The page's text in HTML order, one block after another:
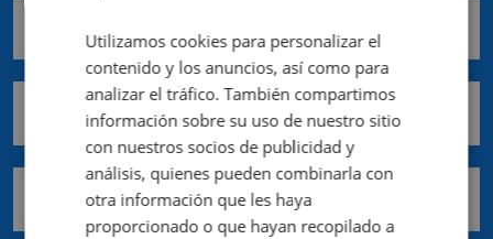
Teléfono móvil *
Comunidad *
Utilizamos cookies para personalizar el
contenido y los anuncios, así como para
analizar el tráfico. También compartimos
información sobre su uso de nuestro sitio
con nuestros socios de publicidad y
análisis, quienes pueden combinarla con
otra información que les haya
proporcionado o que hayan recopilado a